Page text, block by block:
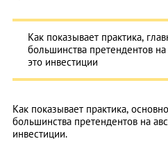
Как показывает практика,
большинства претендентов
это инвестиции
Как показывает практика,
большинства претендентов на
инвестиции.